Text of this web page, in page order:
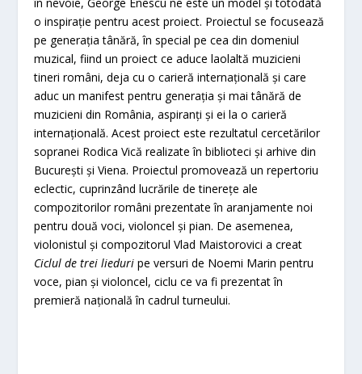
o inspirație pentru acest proiect. Proiectul se focusează
pe generația tânără, în special pe cea din domeniul
muzical, fiind un proiect ce aduce laolaltă muzicieni
tineri români, deja cu o carieră internațională și care
aduc un manifest pentru generația și mai tânără de
muzicieni din România, aspiranți și ei la o carieră
internațională. Acest proiect este rezultatul cercetărilor
sopranei Rodica Vică realizate în biblioteci și arhive din
București și Viena. Proiectul promovează un repertoriu
eclectic, cuprinzând lucrările de tinerețe ale
compozitorilor români prezentate în aranjamente noi
pentru două voci, violoncel și pian. De asemenea,
violonistul și compozitorul Vlad Maistorovici a creat
Ciclul de trei lieduri pe versuri de Noemi Marin pentru
voce, pian și violoncel, ciclu ce va fi prezentat în
premieră națională în cadrul turneului.